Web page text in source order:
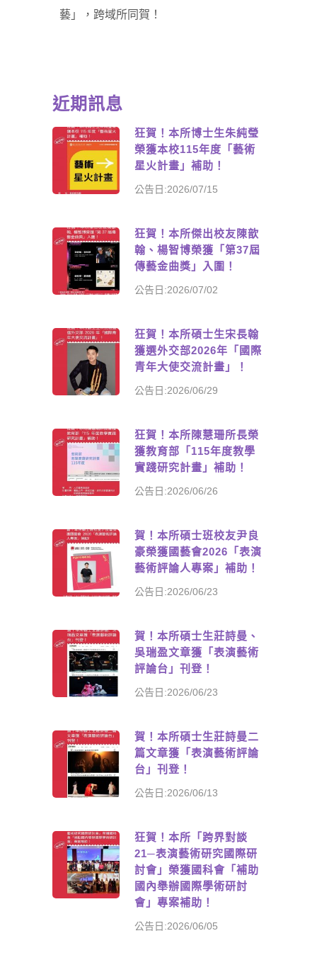
藝」，跨域所同賀！
近期訊息
狂賀！本所博士生朱純瑩
榮獲本校115年度「藝術
星火計畫」補助！
公告日:2026/07/15
狂賀！本所傑出校友陳歆
翰、楊智博榮獲「第37屆
傳藝金曲獎」入圍！
公告日:2026/07/02
狂賀！本所碩士生宋長翰
獲選外交部2026年「國際
青年大使交流計畫」！
公告日:2026/06/29
狂賀！本所陳慧珊所長榮
獲教育部「115年度教學
實踐研究計畫」補助！
公告日:2026/06/26
賀！本所碩士班校友尹良
豪榮獲國藝會2026「表演
藝術評論人專案」補助！
公告日:2026/06/23
賀！本所碩士生莊詩曼、
吳瑞盈文章獲「表演藝術
評論台」刊登！
公告日:2026/06/23
賀！本所碩士生莊詩曼二
篇文章獲「表演藝術評論
台」刊登！
公告日:2026/06/13
狂賀！本所「跨界對談
21─表演藝術研究國際研
討會」榮獲國科會「補助
國內舉辦國際學術研討
會」專案補助！
公告日:2026/06/05